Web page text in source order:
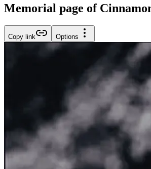
Memorial page of
Copy link Options